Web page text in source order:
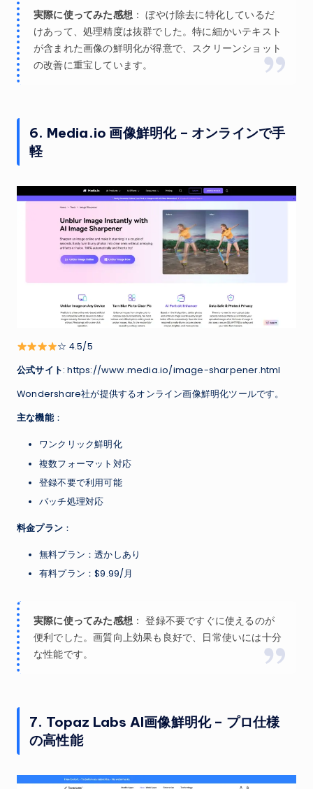
実際に使ってみた感想 ： ぼやけ除去に特化しているだ
けあって、処理精度は抜群でした。特に細かいテキスト
が含まれた画像の鮮明化が得意で、スクリーンショット
の改善に重宝しています。
6. Media.io 画像鮮明化 – オンラインで手
軽
☆ 4.5/5
公式サイト: https://www.media.io/image-sharpener.html
Wondershare社が提供するオンライン画像鮮明化ツールです。
主な機能：
ワンクリック鮮明化
複数フォーマット対応
登録不要で利用可能
バッチ処理対応
料金プラン ：
無料プラン：透かしあり
有料プラン：$9.99/月
実際に使ってみた感想 ： 登録不要ですぐに使えるのが
便利でした。画質向上効果も良好で、日常使いには十分
な性能です。
7. Topaz Labs AI画像鮮明化 – プロ仕様
の高性能